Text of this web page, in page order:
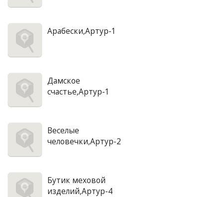
Арабески,Артур-1
Дамское
счастье,Артур-1
Веселые
человечки,Артур-2
Бутик меховой
изделий,Артур-4